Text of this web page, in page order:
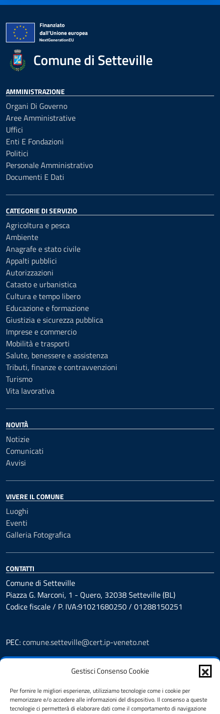
Gestisci Consenso Cookie
Per fornire le migliori esperienze, utilizziamo tecnologie come i cookie per
memorizzare e/o accedere alle informazioni del dispositivo. Il consenso a queste
tecnologie ci permetterà di elaborare dati come il comportamento di navigazione
Comune di Setteville
AMMINISTRAZIONE
Organi Di Governo
Aree Amministrative
Uffici
Enti E Fondazioni
Politici
Personale Amministrativo
Documenti E Dati
CATEGORIE DI SERVIZIO
Agricoltura e pesca
Ambiente
Anagrafe e stato civile
Appalti pubblici
Autorizzazioni
Catasto e urbanistica
Cultura e tempo libero
Educazione e formazione
Giustizia e sicurezza pubblica
Imprese e commercio
Mobilità e trasporti
Salute, benessere e assistenza
Tributi, finanze e contravvenzioni
Turismo
Vita lavorativa
NOVITÀ
Notizie
Comunicati
Avvisi
VIVERE IL COMUNE
Luoghi
Eventi
Galleria Fotografica
CONTATTI
Comune di Setteville
Piazza G. Marconi, 1 - Quero, 32038 Setteville (BL)
Codice fiscale / P. IVA:91021680250 / 01288150251
PEC:comune.setteville@cert.ip-veneto.net
Leggi le FAQ
Segnalazione disservizio
Richiesta assistenza
Feedback